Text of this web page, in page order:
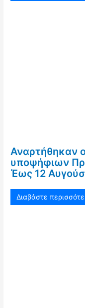
Αναρτήθηκαν
υποψήφιων
Έως 12
Διαβάστε